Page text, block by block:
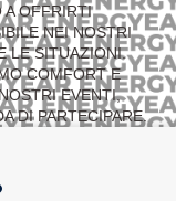
A OFFRIRTI
NEI NOSTRI
LE SITUAZIONI.
COMFORT E
EVENTI,
DI PARTECIPARE.